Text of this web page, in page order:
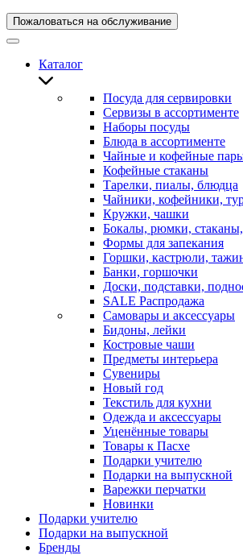
Пожаловаться на обслуживание
Каталог
Посуда для сервировки
Сервизы в ассортименте
Наборы посуды
Блюда в ассортименте
Чайные и кофейные
Кофейные стаканы
Тарелки, пиалы, блюдца
Чайники, кофейники,
Кружки, чашки
Бокалы, рюмки,
Формы для запекания
Горшки, кастрюли,
Банки, горшочки
Доски, подставки,
SALE Распродажа
Самовары и аксессуары
Бидоны, лейки
Костровые чаши
Предметы интерьера
Сувениры
Новый год
Текстиль для кухни
Одежда и аксессуары
Уценённые товары
Товары к Пасхе
Подарки учителю
Подарки на выпускной
Варежки перчатки
Новинки
Подарки учителю
Подарки на выпускной
Бренды